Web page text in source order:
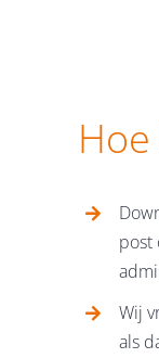
post
Wij
als